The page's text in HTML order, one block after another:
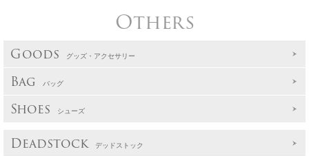
Others
Goods グッズ・アクセサリー
Bag バッグ
Shoes シューズ
Deadstock デッドストック